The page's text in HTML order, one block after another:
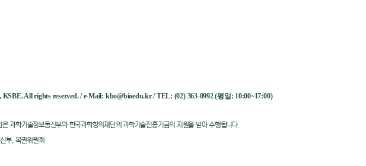
All rights reserved. / e-Mail: kbo@bioedu.kr / TEL: (02) 363-0992 (평일: 10:00~17:00)
과학기술정보통신부와 한국과학창의재단의 과학기술진흥기금의 지원을 받아 수행됩니다.
부, 복권위원회